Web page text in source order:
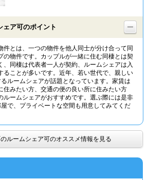
物件特集から
TOP
ェア可のポイント
件とは、一つの物件を他人同士が分け合って同
の物件です。カップルが一緒に住む同棲とは契
、同棲は代表者一人が契約、ルームシェアは入
ることが多いです。近年、若い世代で、親しい
ルームシェアが話題となっています。家賃は
住みたい方、交通の便の良い所に住みたい方
ルームシェアがおすすめです。選ぶ際には是非
で、プライベートな空間も用意してみてくだ
ルームシェア可のオススメ情報を見る